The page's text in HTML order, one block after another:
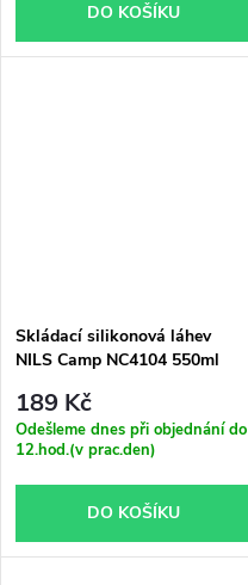
DO KOŠÍKU
Skládací silikonová láhev
NILS Camp NC4104 550ml
189 Kč
Odešleme dnes při objednání do
12.hod.(v prac.den)
DO KOŠÍKU